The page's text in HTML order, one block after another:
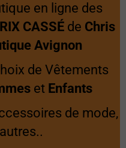
en ligne des
CASSÉ de Chris
Avignon
de Vêtements
et Enfants
de mode,